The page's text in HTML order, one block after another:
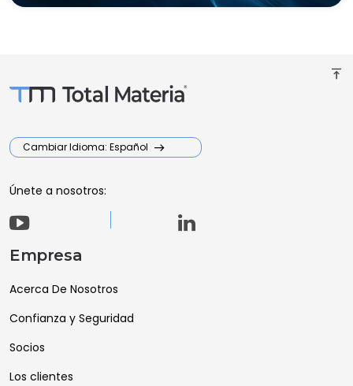
vertical_align_top
Cambiar Idioma: Español
Únete a nosotros:
Empresa
Acerca De Nosotros
Confianza y Seguridad
Socios
Los clientes